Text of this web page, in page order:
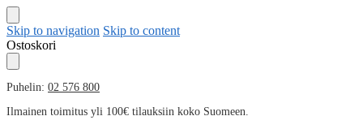
Skip to navigation Skip to content
Ostoskori
Puhelin: 02 576 800
Ilmainen toimitus yli 100€ tilauksiin koko Suomeen.